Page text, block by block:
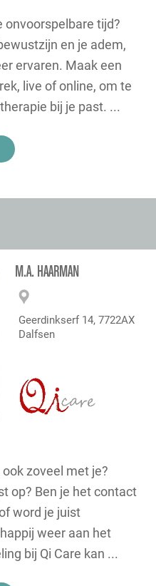
onvoorspelbare tijd?
en je adem,
ervaren. Maak een
live of online, om te
bij je past. ...
M.A. HAARMAN
Geerdinkserf 14, 7722AX
Dalfsen
zoveel met je?
op? Ben je het contact
word je juist
weer aan het
bij Qi Care kan ...